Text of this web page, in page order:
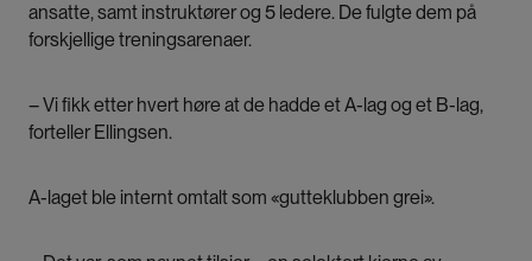
ansatte, samt instruktører og 5 ledere. De fulgte dem på
forskjellige treningsarenaer.
– Vi fikk etter hvert høre at de hadde et A-lag og et B-lag,
forteller Ellingsen.
A-laget ble internt omtalt som «gutteklubben grei».